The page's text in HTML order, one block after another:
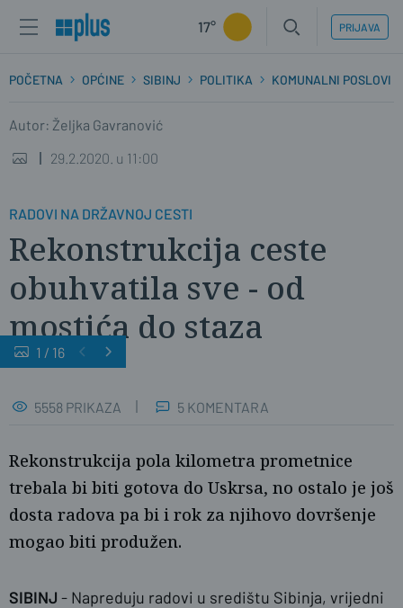
17° PRIJAVA
POČETNA OPĆINE SIBINJ POLITIKA KOMUNALNI POSLOVI
Autor: Željka Gavranović
29.2.2020. u 11:00
RADOVI NA DRŽAVNOJ CESTI
Rekonstrukcija ceste
obuhvatila sve - od
mostića do staza
1 / 16
5558 PRIKAZA 5 KOMENTARA
Rekonstrukcija pola kilometra prometnice
trebala bi biti gotova do Uskrsa, no ostalo je još
dosta radova pa bi i rok za njihovo dovršenje
mogao biti produžen.
SIBINJ - Napreduju radovi u središtu Sibinja, vrijedni